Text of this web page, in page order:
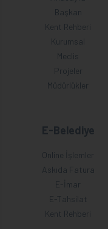
Başkan
Kent Rehberi
Kurumsal
Meclis
Projeler
Müdürlükler
E-Belediye
Online İşlemler
Askıda Fatura
E-İmar
E-Tahsilat
Kent Rehberi